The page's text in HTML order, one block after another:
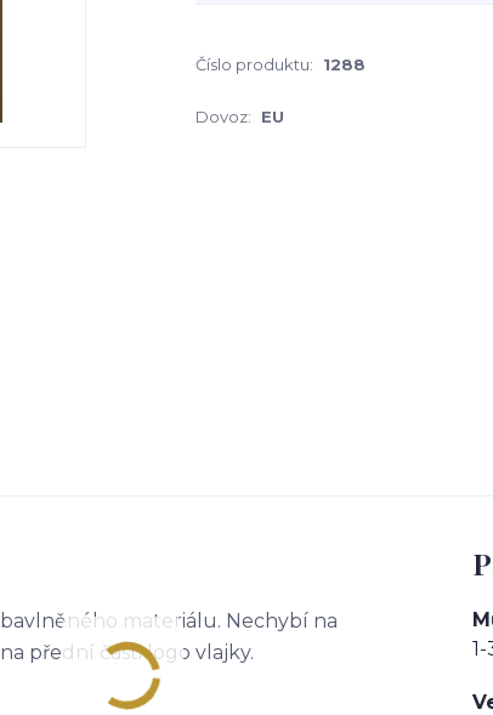
Číslo produktu: 1288
Dovoz:
EU
materiálu. Nechybí na
přední části logo vlajky.